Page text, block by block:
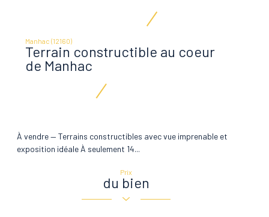
Manhac (12160)
Terrain constructible au coeur
de Manhac
À vendre — Terrains constructibles avec vue imprenable et
exposition idéale À seulement 14...
Prix
du bien